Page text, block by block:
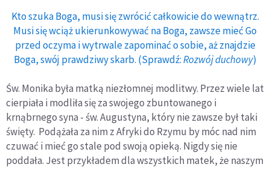
Kto szuka Boga, musi się zwrócić całkowicie do wewnątrz.
Musi się wciąż ukierunkowywać na Boga, zawsze mieć Go
przed oczyma i wytrwale zapominać o sobie, aż znajdzie
Boga, swój prawdziwy skarb. (Sprawdź:Rozwój duchowy)
Św. Monika była matką niezłomnej modlitwy. Przez wiele lat
cierpiała i modliła się za swojego zbuntowanego i
krnąbrnego syna - św. Augustyna, który nie zawsze był taki
święty. Podążała za nim z Afryki do Rzymu by móc nad nim
czuwać i mieć go stale pod swoją opieką. Nigdy się nie
poddała. Jest przykładem dla wszystkich matek, że naszym